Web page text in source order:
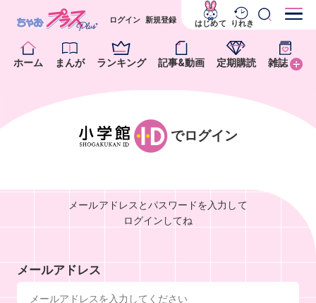
ホーム まんが ランキング 記事&動画 定期購読 雑誌
ログイン 新規登録 はじめて りれき
でログイン
メールアドレスとパスワードを入力して
ログインしてね
メールアドレス